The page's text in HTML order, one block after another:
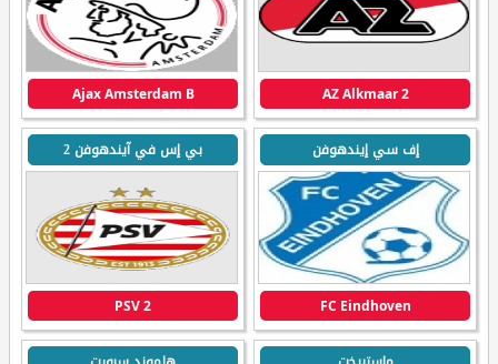
AZ Alkmaar 2
Ajax Amsterdam B
إف سي إيندهوفن
FC Eindhoven
بي إس في آيندهوفن 2
PSV 2